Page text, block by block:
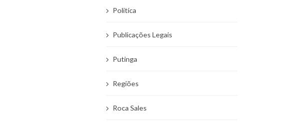
Politíca
Publicações Legais
Putinga
Regiões
Roca Sales